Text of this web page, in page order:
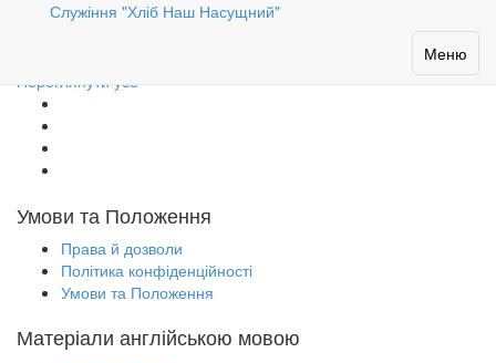
Служіння "Хліб Наш Насущний"
Toggle
navigation
Меню
Переглянути усе
Умови та Положення
Права й дозволи
Політика конфіденційності
Умови та Положення
Матеріали англійською мовою